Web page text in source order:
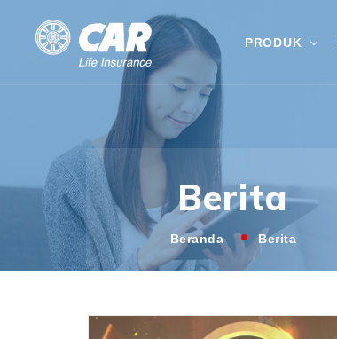
PRODUK
Berita
Beranda Berita